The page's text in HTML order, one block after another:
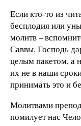
Если кто-то из
бесплодия или
молитв –
Саввы. Господь
целым пакетом, а
их не в наши
принимать это и
Молитвами
помилует нас